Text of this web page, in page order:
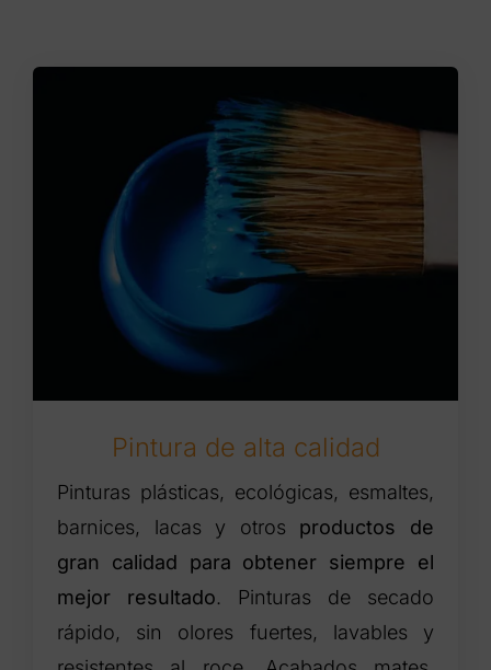
Pintura de alta calidad
Pinturas plásticas, ecológicas, esmaltes,
barnices, lacas y otros productos de
gran calidad para obtener siempre el
mejor resultado. Pinturas de secado
rápido, sin olores fuertes, lavables y